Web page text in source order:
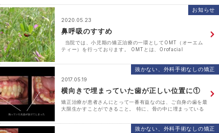
ご来院をお待ちしております。 さて、当院で主に小児･･･
2020.05.23
鼻呼吸のすすめ
当院では、小児期の矯正治療の一環としてOMT（オーエム
ティー）を行っております。 OMTとは、Orofacial
と、 「（口を含む）･･･
お知らせ
2017.05.19
横向きで埋まっていた歯が正しい位置に①
矯正治療が患者さんにとって一番有益なのは、ご自身の歯を最
大限生かすことができること。 特に、骨の中に埋まっている
かすことで、もともとそこに生えていたかのように機能さ･･･
抜かない、外科手術なしの矯正
抜かない、外科手術なしの矯正